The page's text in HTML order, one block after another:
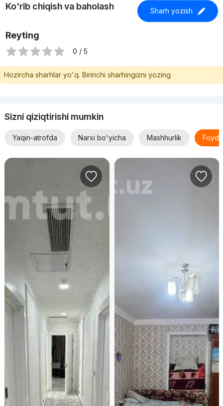
Ko'rib chiqish va baholash Sharh yozish
Reyting
0 / 5
Hozircha sharhlar yo'q. Birinchi sharhingizni yozing
Sizni qiziqtirishi mumkin
Yaqin-atrofda Narxi bo'yicha Mashhurlik